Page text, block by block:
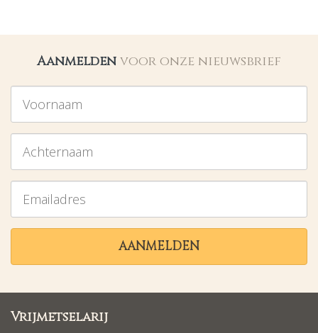
Aanmelden voor onze nieuwsbrief
AANMELDEN
Vrijmetselarij